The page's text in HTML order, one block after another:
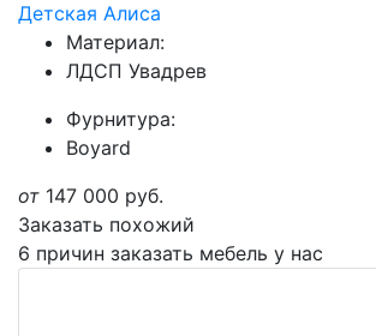
Детская Алиса
Материал:
ЛДСП Увадрев
Фурнитура:
Boyard
от 147 000 руб.
Заказать похожий
6 причин заказать мебель у нас